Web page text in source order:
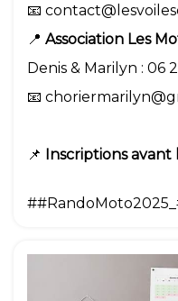
📧
📍 Association Les
Denis & Marilyn : 06
📧
📌 Inscriptions avant